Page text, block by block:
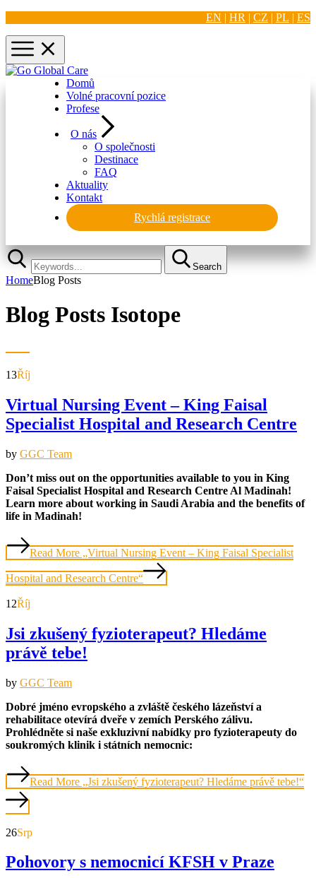
EN | HR | CZ | PL | ES
Domů
Volné pracovní pozice
Profese
O nás
O společnosti
Destinace
FAQ
Aktuality
Kontakt
Rychlá registrace
Search
HomeBlog Posts
Blog Posts Isotope
13Říj
Virtual Nursing Event – King Faisal
Specialist Hospital and Research Centre
by GGC Team
Don’t miss out on the opportunities available to you in King
Faisal Specialist Hospital and Research Centre Al Madinah!
Learn more about working in Saudi Arabia and the benefits of
life in Madinah!
Read More „Virtual Nursing Event – King Faisal Specialist
Hospital and Research Centre“
12Říj
Jsi zkušený fyzioterapeut? Hledáme
právě tebe!
by GGC Team
Dobré jméno evropského a zvláště českého lázeňství a
rehabilitace otevírá dveře v zemích Perského zálivu.
Prohlédněte si naše exkluzivní nabídky pro fyzioterapeuty do
soukromých klinik i státních nemocnic:
Read More „Jsi zkušený fyzioterapeut? Hledáme právě tebe!“
26Srp
Pohovory s nemocnicí KFSH v Praze